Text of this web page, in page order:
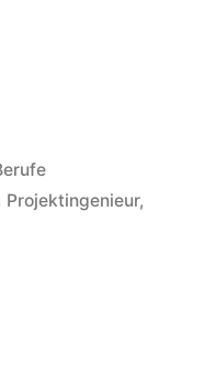
Projektingenieur,